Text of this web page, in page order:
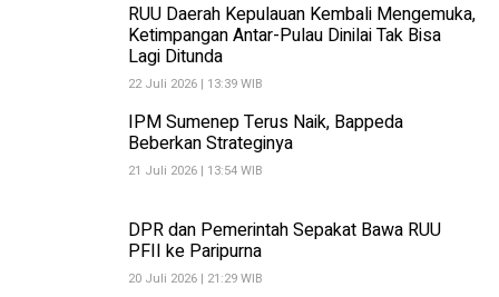
RUU Daerah Kepulauan Kembali Mengemuka,
Ketimpangan Antar-Pulau Dinilai Tak Bisa
Lagi Ditunda
22 Juli 2026 | 13:39 WIB
IPM Sumenep Terus Naik, Bappeda
Beberkan Strateginya
21 Juli 2026 | 13:54 WIB
DPR dan Pemerintah Sepakat Bawa RUU
PFII ke Paripurna
20 Juli 2026 | 21:29 WIB